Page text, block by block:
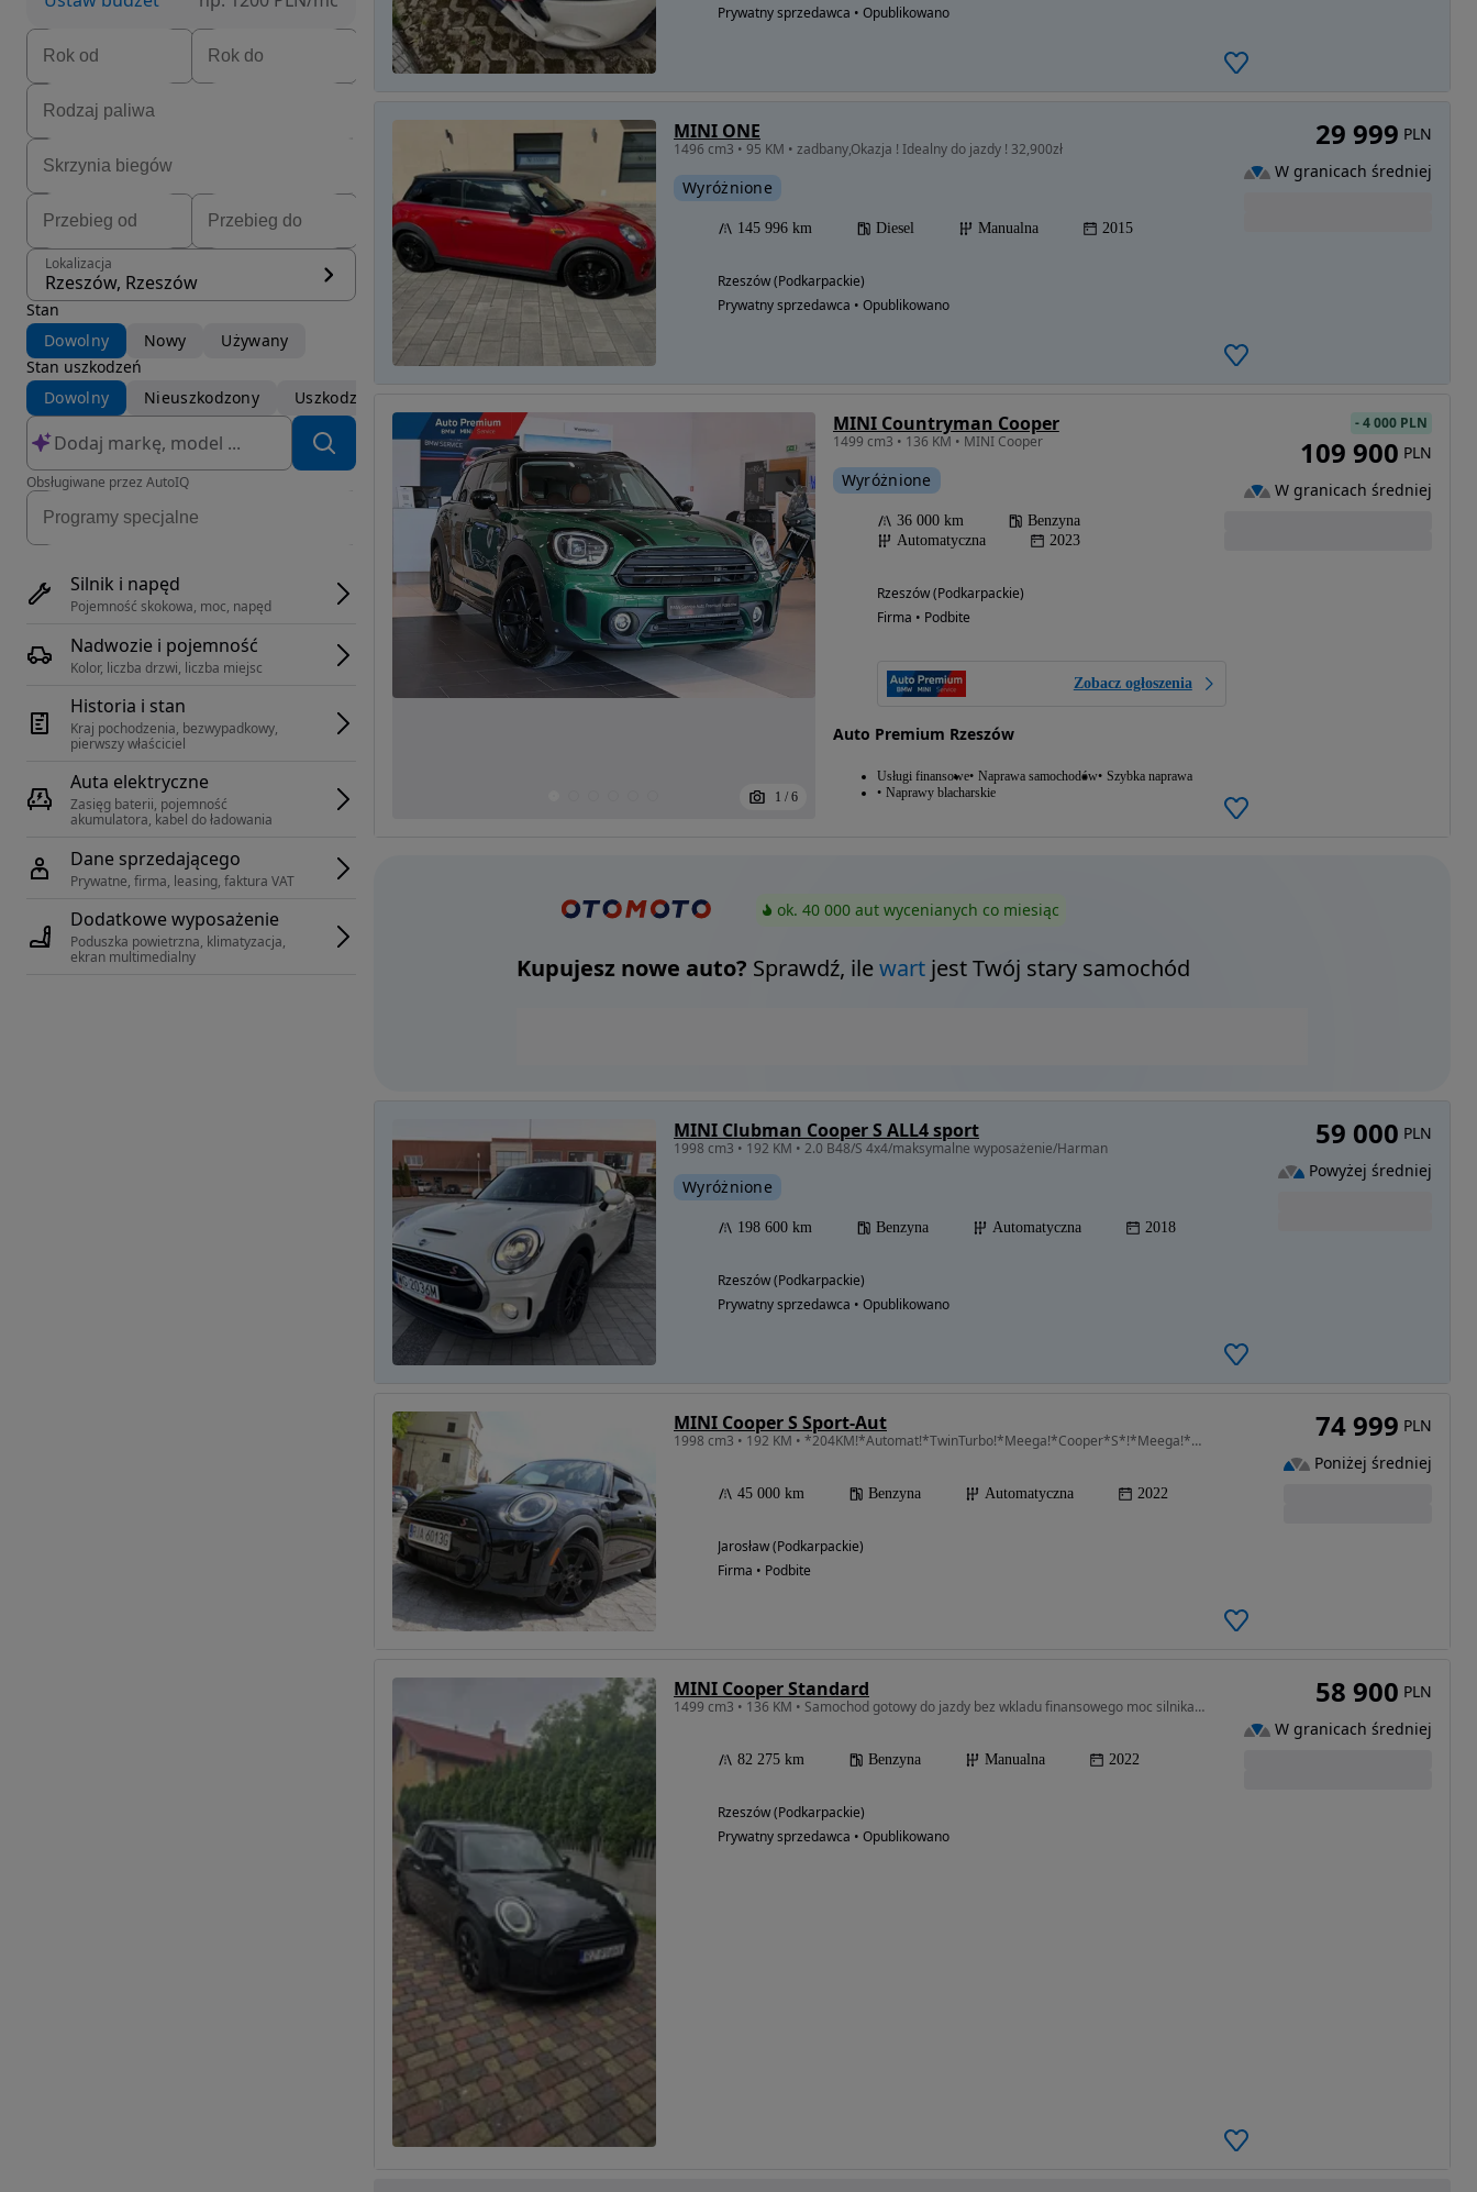
Lokalizacja
Rzeszów, Rzeszów
Stan
Dowolny
Nowy
Używany
Stan uszkodzeń
Dowolny
Nieuszkodzony Uszkodzony
Obsługiwane przez AutoIQ
Silnik i napęd
Pojemność skokowa, moc, napęd
Nadwozie i pojemność
Kolor, liczba drzwi, liczba miejsc
Historia i stan
Kraj pochodzenia, bezwypadkowy,
pierwszy właściciel
Auta elektryczne
Zasięg baterii, pojemność
akumulatora, kabel do ładowania
Dane sprzedającego
Prywatne, firma, leasing, faktura VAT
Dodatkowe wyposażenie
Poduszka powietrzna, klimatyzacja,
ekran multimedialny
Prywatny sprzedawca • Opublikowano
MINI ONE
1496 cm3 • 95 KM • zadbany,Okazja ! Idealny do jazdy ! 32,900zł
Wyróżnione
145 996 km Diesel Manualna 2015
Rzeszów (Podkarpackie)
Prywatny sprzedawca • Opublikowano
29 999 PLN
W granicach średniej
1 / 6
MINI Countryman Cooper
1499 cm3 • 136 KM • MINI Cooper
Wyróżnione
36 000 km
Benzyna
Automatyczna
2023
Rzeszów (Podkarpackie)
Firma • Podbite
Zobacz ogłoszenia
Auto Premium Rzeszów
Usługi finansowe Naprawa samochodów Szybka naprawa
Naprawy blacharskie
-4 000 PLN
109 900 PLN
W granicach średniej
ok. 40 000 aut wycenianych co miesiąc
Kupujesz nowe auto? Sprawdź, ilewartjest Twój stary samochód
MINI Clubman Cooper S ALL4 sport
1998 cm3 • 192 KM • 2.0 B48/S 4x4/maksymalne wyposażenie/Harman
Wyróżnione
198 600 km Benzyna Automatyczna 2018
Rzeszów (Podkarpackie)
Prywatny sprzedawca • Opublikowano
59 000 PLN
Powyżej średniej
MINI Cooper S Sport-Aut
1998 cm3 • 192 KM • *204KM!*Automat!*TwinTurbo!*Meega!*Cooper*S*!*Meega!*Godny*Uwagi!*
45 000 km Benzyna Automatyczna 2022
Jarosław (Podkarpackie)
Firma • Podbite
74 999 PLN
Poniżej średniej
MINI Cooper Standard
1499 cm3 • 136 KM • Samochod gotowy do jazdy bez wkladu finansowego moc silnika 102
82 275 km Benzyna Manualna 2022
Rzeszów (Podkarpackie)
Prywatny sprzedawca • Opublikowano
58 900 PLN
W granicach średniej